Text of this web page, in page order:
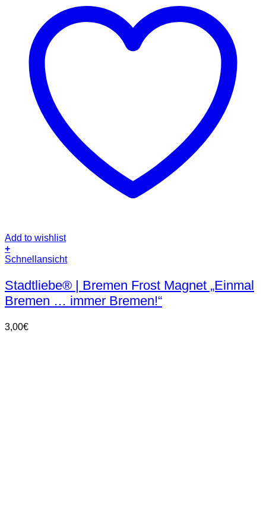
Add to wishlist
+
Schnellansicht
Stadtliebe® | Bremen Frost Magnet „Einmal
Bremen … immer Bremen!“
3,00€